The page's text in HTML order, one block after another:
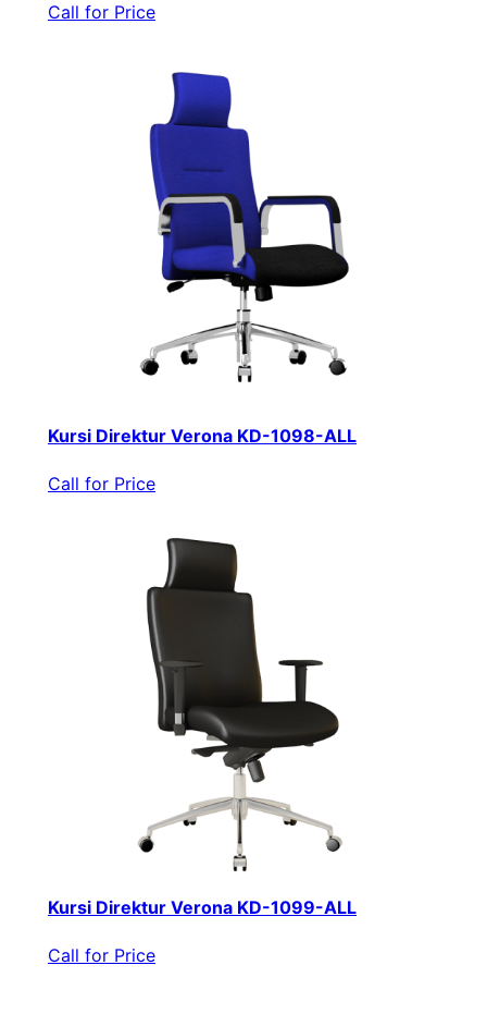
Call for Price
Kursi Direktur Verona KD-1098-ALL
Call for Price
Kursi Direktur Verona KD-1099-ALL
Call for Price